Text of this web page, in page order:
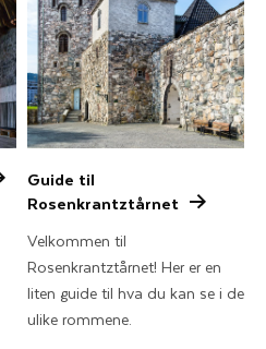
Guide til
Rosenkrantztårnet
Velkommen til
Rosenkrantztårnet! Her er en
liten guide til hva du kan se i de
ulike rommene.